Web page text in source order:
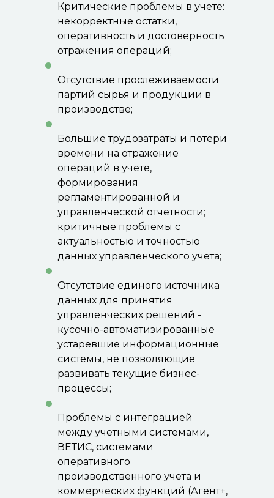
Критические проблемы в учете:
некорректные остатки,
оперативность и достоверность
отражения операций;
Отсутствие прослеживаемости
партий сырья и продукции в
производстве;
Большие трудозатраты и потери
времени на отражение
операций в учете,
формирования
регламентированной и
управленческой отчетности;
критичные проблемы с
актуальностью и точностью
данных управленческого учета;
Отсутствие единого источника
данных для принятия
управленческих решений -
кусочно-автоматизированные
устаревшие информационные
системы, не позволяющие
развивать текущие бизнес-
процессы;
Проблемы с интеграцией
между учетными системами,
ВЕТИС, системами
оперативного
производственного учета и
коммерческих функций (Агент+,